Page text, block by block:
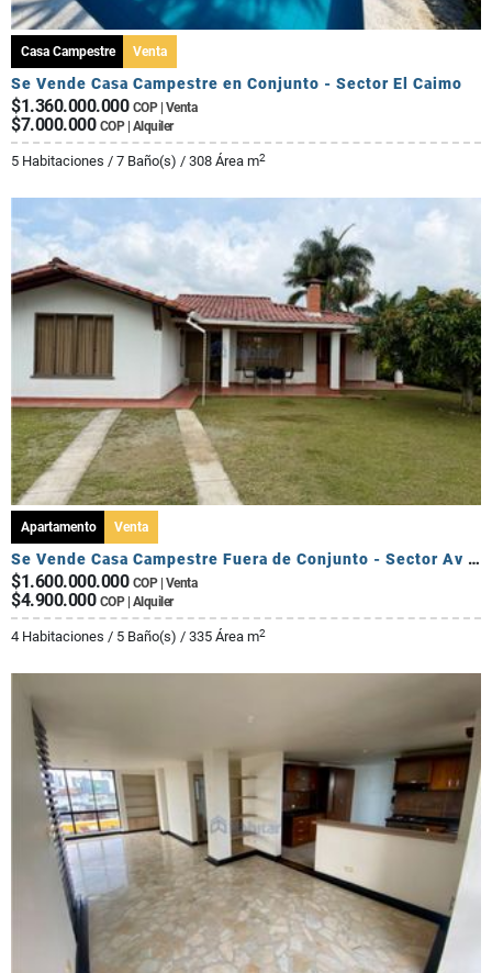
Casa Campestre Venta
Se Vende Casa Campestre en Conjunto - Sector El Caimo
$1.360.000.000 COP | Venta
$7.000.000 COP | Alquiler
5 Habitaciones / 7 Baño(s) / 308 Área m2
Apartamento Venta
Se Vende Casa Campestre Fuera de Conjunto - Sector Av Centenario
$1.600.000.000 COP | Venta
$4.900.000 COP | Alquiler
4 Habitaciones / 5 Baño(s) / 335 Área m2